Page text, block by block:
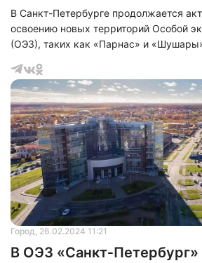
В Санкт-Петербурге продолжается
освоению новых территорий Особой
(ОЭЗ), таких как «Парнас» и
площадей для инвесторов. Губернатор
отметил, что благодаря эффективной
существующих резидентов ОЭЗ и
возмещенным из федерального
развитие этой зоны без привлечения
Это позволяет сэкономить бюджетные
других
Город, 26.02.2024 11:21
В ОЭЗ «Санкт‑Петербург»